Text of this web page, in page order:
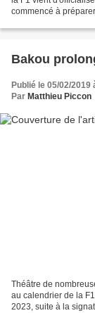
commencé à
Bakou
Publié le 05/02/2019
Par Matthieu Piccon
Théâtre de
au calendrier de la
2023, suite à la